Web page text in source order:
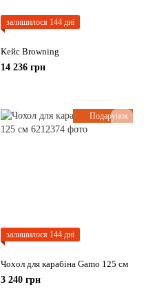
залишилося 144 дні
Кейс Browning
14 236 грн
Подарунок
залишилося 144 дні
Чохол для карабіна Gamo 125 см
3 240 грн